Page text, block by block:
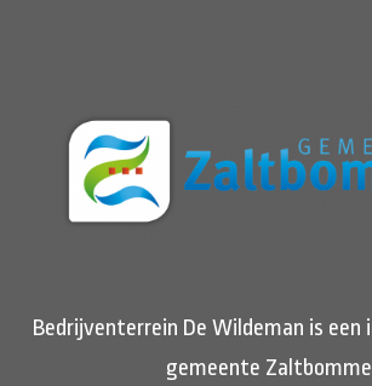
Bedrijventerrein De Wildeman is
gemeente